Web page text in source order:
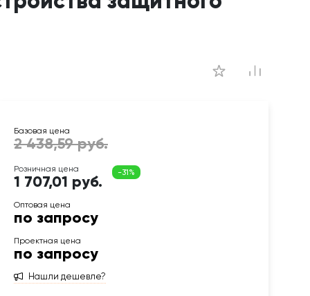
1 707,01 руб.
по запросу
по запросу
Нашли дешевле?